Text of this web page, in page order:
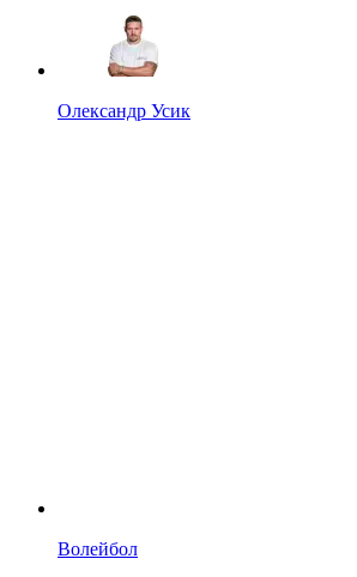
Олександр Усик
Волейбол